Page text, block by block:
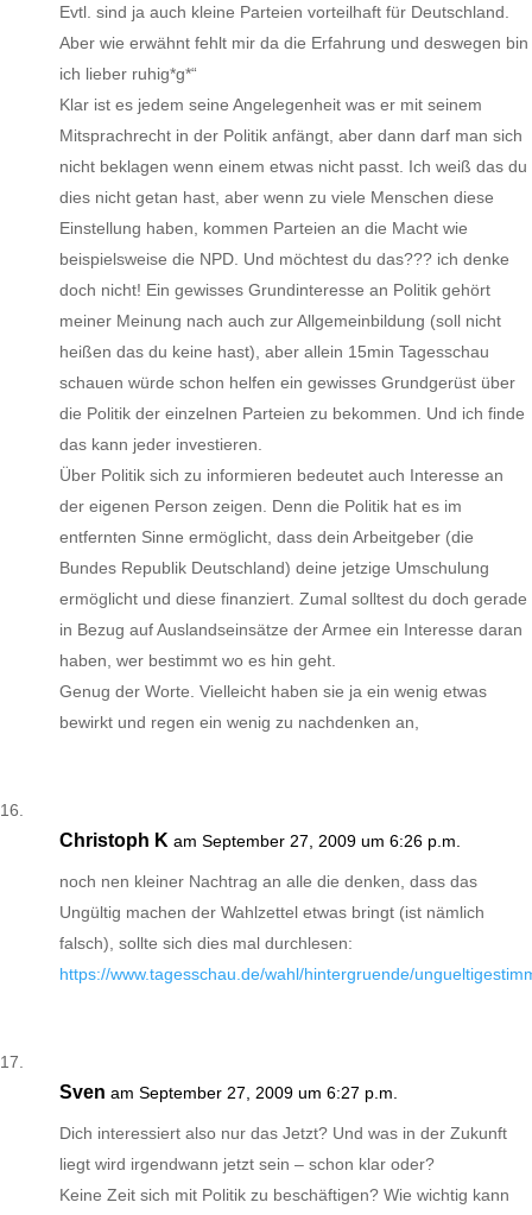
Evtl. sind ja auch kleine Parteien vorteilhaft für Deutschland.
Aber wie erwähnt fehlt mir da die Erfahrung und deswegen bin
ich lieber ruhig*g*“
Klar ist es jedem seine Angelegenheit was er mit seinem
Mitsprachrecht in der Politik anfängt, aber dann darf man sich
nicht beklagen wenn einem etwas nicht passt. Ich weiß das du
dies nicht getan hast, aber wenn zu viele Menschen diese
Einstellung haben, kommen Parteien an die Macht wie
beispielsweise die NPD. Und möchtest du das??? ich denke
doch nicht! Ein gewisses Grundinteresse an Politik gehört
meiner Meinung nach auch zur Allgemeinbildung (soll nicht
heißen das du keine hast), aber allein 15min Tagesschau
schauen würde schon helfen ein gewisses Grundgerüst über
die Politik der einzelnen Parteien zu bekommen. Und ich finde
das kann jeder investieren.
Über Politik sich zu informieren bedeutet auch Interesse an
der eigenen Person zeigen. Denn die Politik hat es im
entfernten Sinne ermöglicht, dass dein Arbeitgeber (die
Bundes Republik Deutschland) deine jetzige Umschulung
ermöglicht und diese finanziert. Zumal solltest du doch gerade
in Bezug auf Auslandseinsätze der Armee ein Interesse daran
haben, wer bestimmt wo es hin geht.
Genug der Worte. Vielleicht haben sie ja ein wenig etwas
bewirkt und regen ein wenig zu nachdenken an,
Christoph K am September 27, 2009 um 6:26 p.m.
noch nen kleiner Nachtrag an alle die denken, dass das
Ungültig machen der Wahlzettel etwas bringt (ist nämlich
falsch), sollte sich dies mal durchlesen:
https://www.tagesschau.de/wahl/hintergruende/
Sven am September 27, 2009 um 6:27 p.m.
Dich interessiert also nur das Jetzt? Und was in der Zukunft
liegt wird irgendwann jetzt sein – schon klar oder?
Keine Zeit sich mit Politik zu beschäftigen? Wie wichtig kann